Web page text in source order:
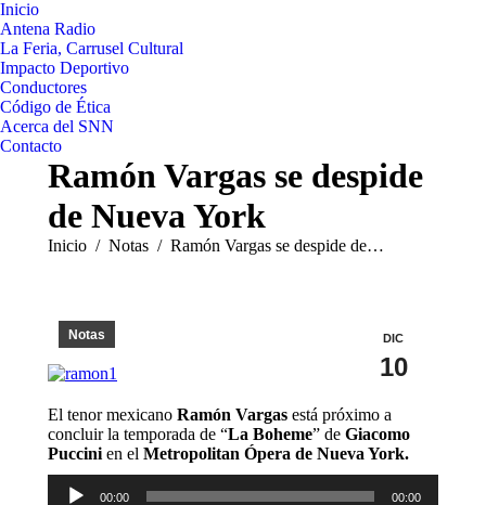
Inicio
Antena Radio
La Feria, Carrusel Cultural
Impacto Deportivo
Conductores
Código de Ética
Acerca del SNN
Contacto
Ramón Vargas se despide
de Nueva York
Estás aquí:
Inicio Notas Ramón Vargas se despide de…
DIC
10
Notas
El tenor mexicano Ramón Vargas está próximo a
concluir la temporada de “La Boheme” de Giacomo
Puccini en el Metropolitan Ópera de Nueva York.
Reproductor
00:00 00:00